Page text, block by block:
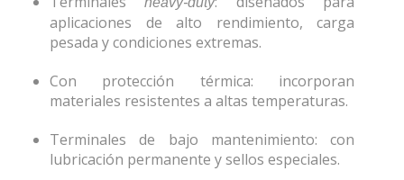
aplicaciones de alto rendimiento, carga
pesada y condiciones extremas.
Con protección térmica: incorporan
materiales resistentes a altas temperaturas.
Terminales de bajo mantenimiento: con
lubricación permanente y sellos especiales.